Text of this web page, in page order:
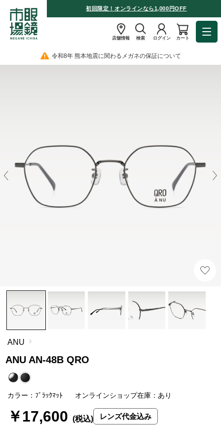
初回限定！オンラインなら1,000円OFF
店舗情報 検索 ログイン カート
令和8年 熊本地震に関わるメガネの保証について
ANU
ANU AN-48B QRO
カラー：ﾌﾞﾗｯｸﾏｯﾄ オンラインショップ在庫：あり
￥17,600 レンズ代金込み